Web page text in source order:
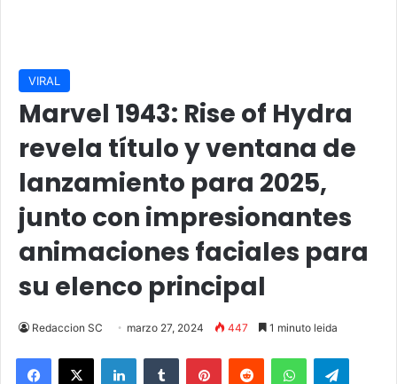
VIRAL
Marvel 1943: Rise of Hydra
revela título y ventana de
lanzamiento para 2025,
junto con impresionantes
animaciones faciales para
su elenco principal
Redaccion SC marzo 27, 2024 447 1 minuto leida
Facebook
X LinkedInTumblr PinterestReddit WhatsApp